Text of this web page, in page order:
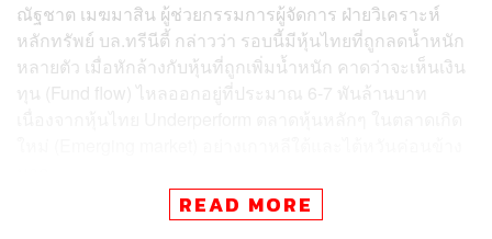
ณัฐชาต เมฆมาสิน ผู้ช่วยกรรมการผู้จัดการ ฝ่ายวิเคราะห์
หลักทรัพย์ บล.ทรีนีตี้ กล่าวว่า รอบนี้มีหุ้นไทยที่ถูกลดน้ำหนัก
หลายตัว เมื่อหักล้างกับหุ้นที่ถูกเพิ่มน้ำหนัก คาดว่าจะเห็นเงิน
ทุน (Fund flow) ไหลออกอยู่ที่ประมาณ 6-7 พันล้านบาท
เม็ดเงิน 6-7 พันล้านบาท อิงจาก Passive fund ที่จะต้องปรับ
READ MORE